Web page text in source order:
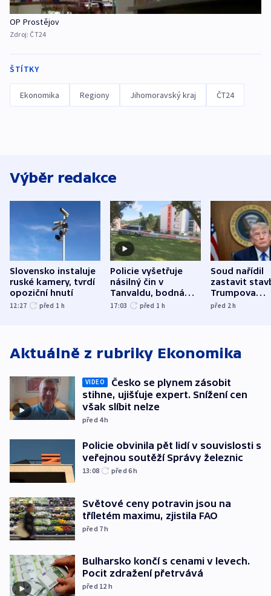
OP Prostějov
Zdroj: ČT24
ŠTÍTKY
Ekonomika Regiony Jihomoravský kraj ČT24
Výběr redakce
Slovensko instaluje
ruské kamery, tvrdí
opoziční hnutí
12:27 před 1 h
Policie vyšetřuje
násilný čin v
Tanvaldu, bodná
zranění při něm
17:03 před 1 h
Soud nařídil
zastavit
Trumpova
tanečního
před 2h
Aktuálně z rubriky Ekonomika
VIDEO
Česko se plynem zásobit
stihne, ujišťuje expert. Snížení cen
však slíbit nelze
před 4h
Policie obvinila pět lidí v souvislosti s
veřejnou soutěží Správy železnic
13:08 před 6h
Světové ceny potravin jsou na
tříletém maximu, zjistila FAO
před 7h
Bulharsko končí s cenami v levech.
Pocit zdražení přetrvává
před 12 h